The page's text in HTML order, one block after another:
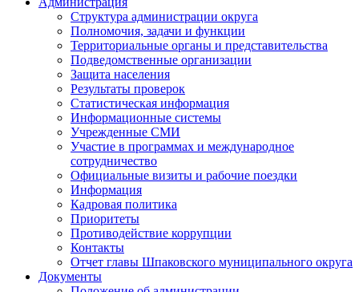
Структура администрации округа
Полномочия, задачи и функции
Территориальные органы и представительства
Подведомственные организации
Защита населения
Результаты проверок
Статистическая информация
Информационные системы
Учрежденные СМИ
Участие в программах и международное
сотрудничество
Официальные визиты и рабочие поездки
Информация
Кадровая политика
Приоритеты
Противодействие коррупции
Контакты
Отчет главы Шпаковского муниципального округа
Документы